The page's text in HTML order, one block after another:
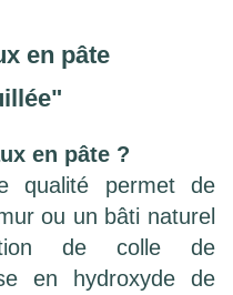
en pâte
en pâte ?
qualité permet de
ou un bâti naturel
de colle de
en hydroxyde de